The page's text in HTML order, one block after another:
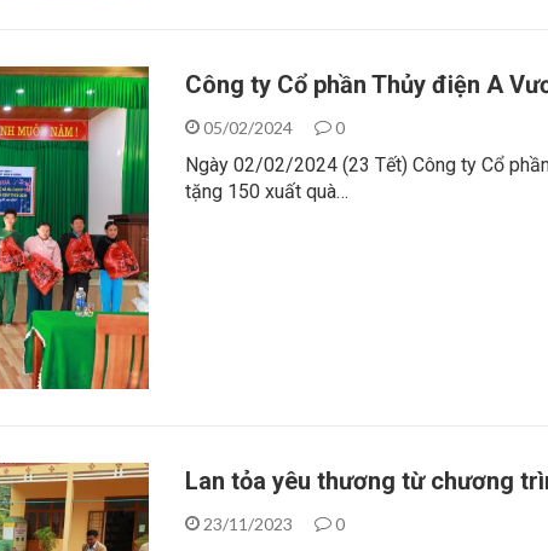
Công ty Cổ phần Thủy điện A
05/02/2024 0
Ngày 02/02/2024 (23 Tết) Công ty Cổ
tặng 150 xuất quà…
Lan tỏa yêu thương từ chương
23/11/2023 0